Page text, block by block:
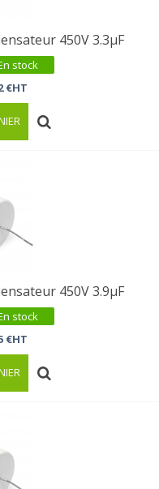
450V 3.3µF
stock
€HT
450V 3.9µF
stock
€HT